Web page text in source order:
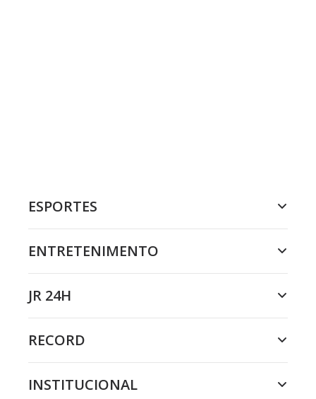
ESPORTES
ENTRETENIMENTO
JR 24H
RECORD
INSTITUCIONAL